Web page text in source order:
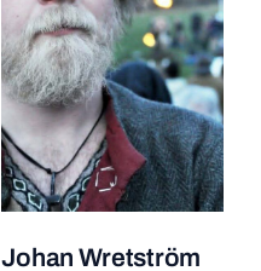
Johan Wretström